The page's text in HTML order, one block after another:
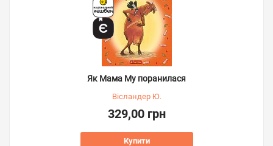
Як Мама Му поранилася
Вісландер Ю.
329,00 грн
Купити